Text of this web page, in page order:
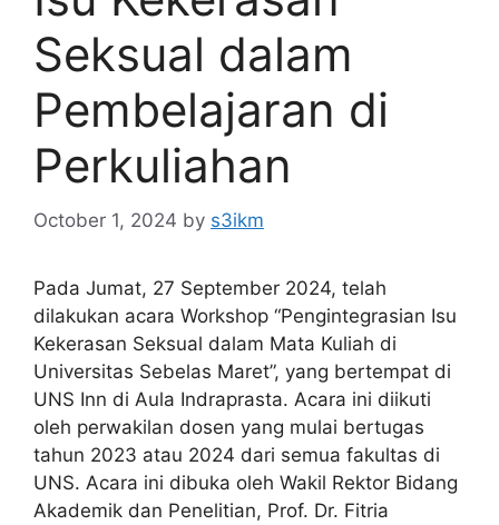
Seksual dalam
Pembelajaran di
Perkuliahan
October 1, 2024 by s3ikm
Pada Jumat, 27 September 2024, telah
dilakukan acara Workshop “Pengintegrasian Isu
Kekerasan Seksual dalam Mata Kuliah di
Universitas Sebelas Maret”, yang bertempat di
UNS Inn di Aula Indraprasta. Acara ini diikuti
oleh perwakilan dosen yang mulai bertugas
tahun 2023 atau 2024 dari semua fakultas di
UNS. Acara ini dibuka oleh Wakil Rektor Bidang
Akademik dan Penelitian, Prof. Dr. Fitria